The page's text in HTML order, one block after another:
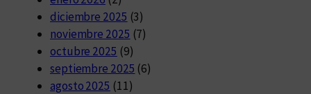
diciembre 2025 (3)
noviembre 2025 (7)
octubre 2025 (9)
septiembre 2025 (6)
agosto 2025 (11)